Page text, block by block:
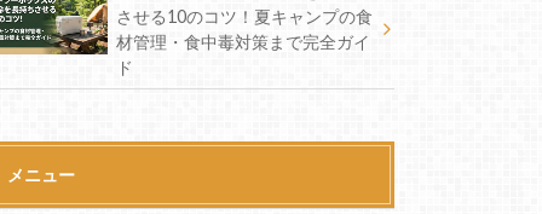
させる10のコツ！夏キャンプの食
材管理・食中毒対策まで完全ガイ
ド
メニュー